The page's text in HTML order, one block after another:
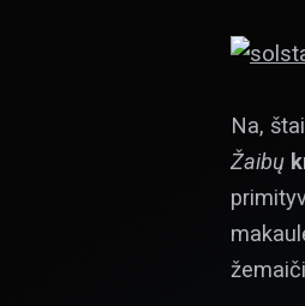
Na,
Žaibų